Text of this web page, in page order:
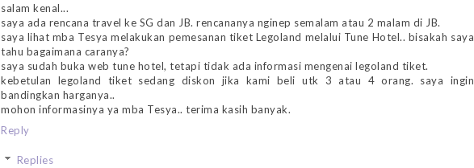
salam kenal...
saya ada rencana travel ke SG dan JB. rencananya nginep semalam atau 2 malam di JB.
saya lihat mba Tesya melakukan pemesanan tiket Legoland melalui Tune Hotel.. bisakah saya
tahu bagaimana caranya?
saya sudah buka web tune hotel, tetapi tidak ada informasi mengenai legoland tiket.
kebetulan legoland tiket sedang diskon jika kami beli utk 3 atau 4 orang. saya ingin
bandingkan harganya..
mohon informasinya ya mba Tesya.. terima kasih banyak.
Reply
Replies